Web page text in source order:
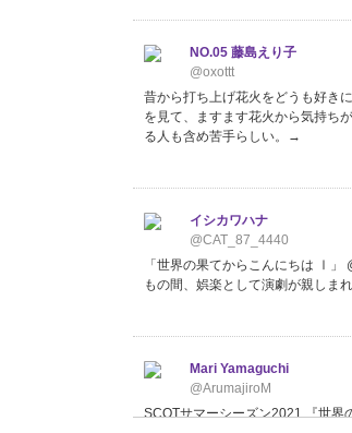
NO.05 藤島えり子
@oxottt
昔から打ち上げ花火をどうも好き
を見て、ますます花火から気持ち
る人も含め苦手らしい。→
イシカワハナ
@CAT_87_4440
「世界の果てからこんにちは Ⅰ」
もの間、娯楽として演劇が親しま
Mari Yamaguchi
@ArumajiroM
SCOTサマーシーズン2021 『世